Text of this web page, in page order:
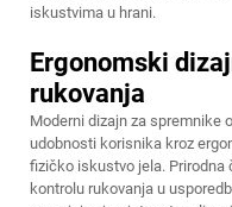
iskustvima u hrani.
Ergonomski
rukovanja
Moderni dizajn za spremnike
udobnosti korisnika kroz
fizičko iskustvo jela. Prirodna
kontrolu rukovanja u